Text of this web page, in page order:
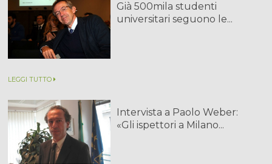
Già 500mila studenti
universitari seguono le...
LEGGI TUTTO
Intervista a Paolo Weber:
«Gli ispettori a Milano...